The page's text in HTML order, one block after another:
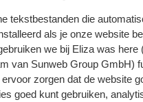
tekstbestanden die
als je onze website
we bij Eliza was here
van Sunweb Group GmbH)
zorgen dat de website
goed kunt gebruiken,
Meer over reviews
door met partner